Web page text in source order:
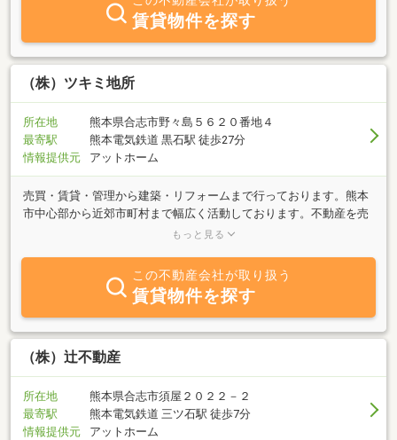
賃貸物件を探す
（株）ツキミ地所
所在地
熊本県合志市野々島５６２０番地４
最寄駅
熊本電気鉄道 黒石駅 徒歩27分
情報提供元
アットホーム
売買・賃貸・管理から建築・リフォームまで行っております。熊本
市中心部から近郊市町村まで幅広く活動しております。不動産を売
りたい・買いたいなど何でもお気軽にご相談下さい。お問合せ、ご
もっと見る
この不動産会社が取り扱う
賃貸物件を探す
（株）辻不動産
所在地
熊本県合志市須屋２０２２－２
最寄駅
熊本電気鉄道 三ツ石駅 徒歩7分
情報提供元
アットホーム